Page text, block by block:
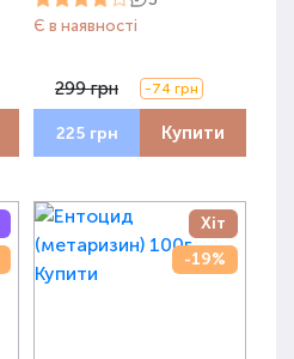
Є в наявності
299 грн -74 грн
225 грн Купити
Хіт
-19%